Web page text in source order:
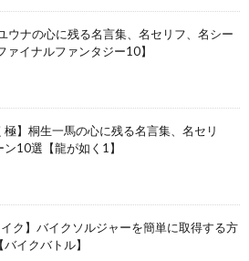
ウナの心に残る名言集、名セリフ、名シー
ァイナルファンタジー10】
極】桐生一馬の心に残る名言集、名セリ
10選【龍が如く1】
イク】バイクソルジャーを簡単に取得する方
イクバトル】